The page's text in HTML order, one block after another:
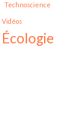
Technoscience
Vidéos
Écologie